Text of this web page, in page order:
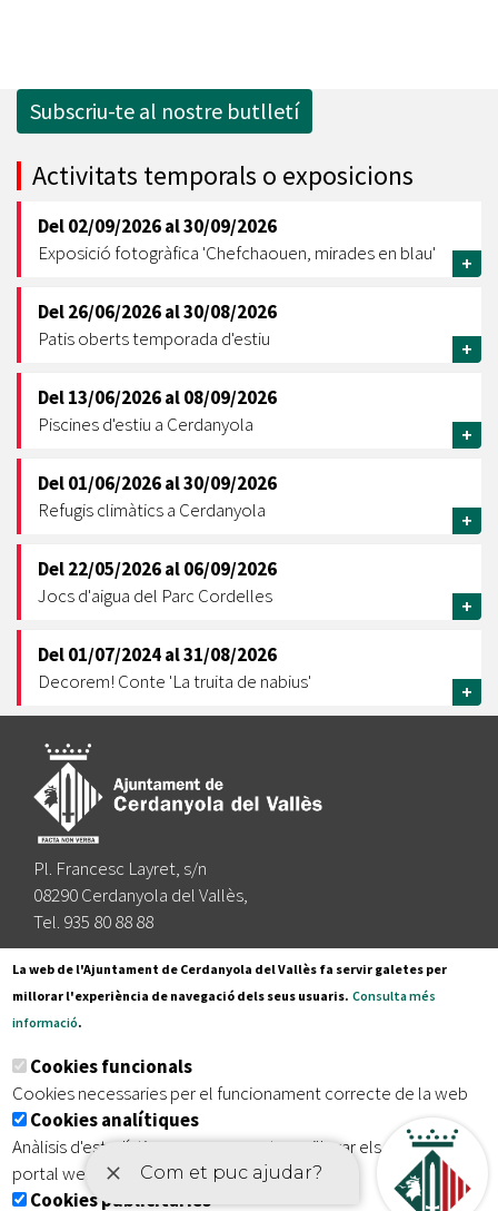
Subscriu-te al nostre butlletí
Activitats temporals o exposicions
Del02/09/2026al30/09/2026
Exposició fotogràfica 'Chefchaouen, mirades en blau'
+
Del26/06/2026al30/08/2026
Patis oberts temporada d'estiu
+
Del13/06/2026al08/09/2026
Piscines d'estiu a Cerdanyola
+
Del01/06/2026al30/09/2026
Refugis climàtics a Cerdanyola
+
Del22/05/2026al06/09/2026
Jocs d'aigua del Parc Cordelles
+
Del01/07/2024al31/08/2026
Decorem! Conte 'La truita de nabius'
+
Pl. Francesc Layret, s/n
08290 Cerdanyola del Vallès,
Tel. 935 80 88 88
Segueix-nos a:
Subscriu-te al nostre butlletí
Inici | Avís legal | Protecció de dades Mapa del lloc
| Accessibilitat
La web de l'Ajuntament de Cerdanyola del Vallès fa servir galetes per
millorar l'experiència de navegació dels seus usuaris. Consulta més
informació.
Cookies funcionals
Cookies necessaries per el funcionament correcte de la web
Cookies analítiques
Anàlisis d'estadístiques que permeten millorar els serveis del
portal web
Cookies publicitàries